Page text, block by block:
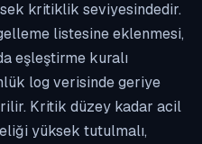
kritiklik seviyesindedir.
listesine eklenmesi,
eşleştirme kuralı
log verisinde geriye
Kritik düzey kadar acil
yüksek tutulmalı,